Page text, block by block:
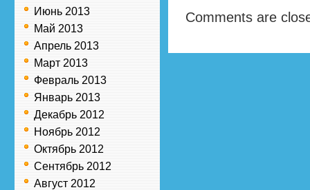
Июнь 2013
Май 2013
Апрель 2013
Март 2013
Февраль 2013
Январь 2013
Декабрь 2012
Ноябрь 2012
Октябрь 2012
Сентябрь 2012
Август 2012
Comments are